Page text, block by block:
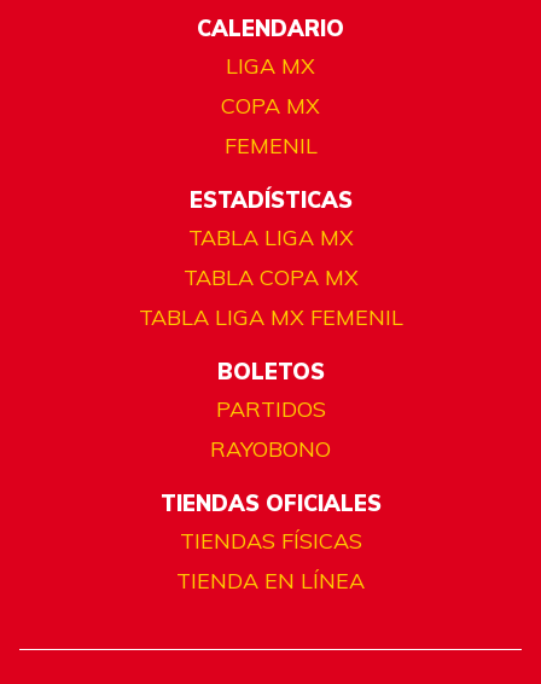
CALENDARIO
LIGA MX
COPA MX
FEMENIL
ESTADÍSTICAS
TABLA LIGA MX
TABLA COPA MX
TABLA LIGA MX FEMENIL
BOLETOS
PARTIDOS
RAYOBONO
TIENDAS OFICIALES
TIENDAS FÍSICAS
TIENDA EN LÍNEA